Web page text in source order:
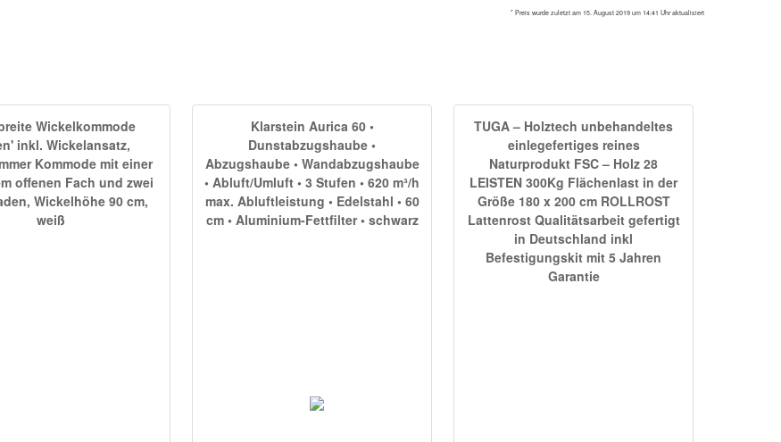
* Preis wurde zuletzt am 15. August 2019 um 14:41 Uhr aktualisiert
Wickelkommode
inkl. Wickelansatz,
Kommode mit einer
offenen Fach und zwei
Wickelhöhe 90 cm,
weiß
Klarstein Aurica 60 •
Dunstabzugshaube •
Abzugshaube • Wandabzugshaube
• Abluft/Umluft • 3 Stufen • 620 m³/h
max. Abluftleistung • Edelstahl • 60
cm • Aluminium-Fettfilter • schwarz
TUGA – Holztech unbehandeltes
einlegefertiges reines
Naturprodukt FSC – Holz 28
LEISTEN 300Kg Flächenlast in der
Größe 180 x 200 cm ROLLROST
Lattenrost Qualitätsarbeit gefertigt
in Deutschland inkl
Befestigungskit mit 5 Jahren
Garantie